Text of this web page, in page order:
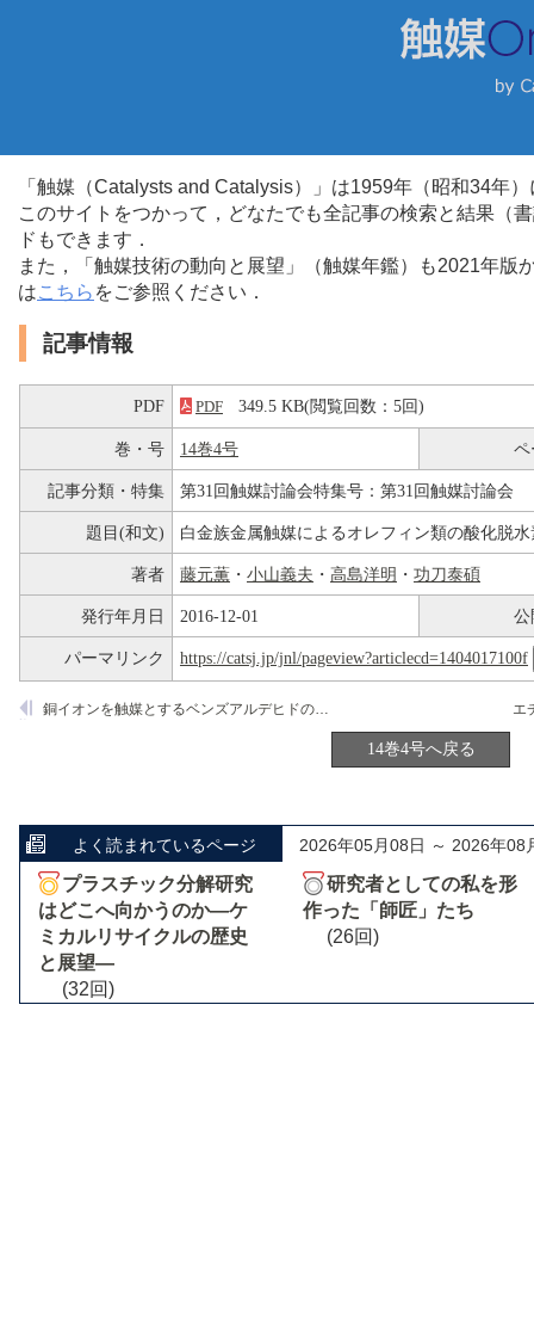
「触媒（Catalysts and Catalysis）」は1959年（昭和34年
このサイトをつかって，どなたでも全記事の検索と結果（
ドもできます．
また，「触媒技術の動向と展望」（触媒年鑑）も2021年
はこちら をご参照ください．
記事情報
PDF PDF 349.5 KB(閲覧回数：5回)
巻・号 14巻4号 ペ
記事分類・特集 第31回触媒討論会特集号：第31回触媒討論会
題目(和文) 白金族金属触媒によるオレフィン類の酸化脱
著者 藤元薫 ・ 小山義夫 ・ 高島洋明 ・ 功刀泰碩
発行年月日 2016-12-01 公
パーマリンク https://catsj.jp/jnl/pageview?articlecd=1404017100f
エ
銅イオンを触媒とするベンズアルデヒドの液相アンモオキシデーション
14巻4号へ戻る
よく読まれているページ 2026年05月08日 ～ 2026年08
プラスチック分解研究
はどこへ向かうのか―ケ
ミカルリサイクルの歴史
と展望―
(32回)
研究者としての私を形
作った「師匠」たち
(26回)